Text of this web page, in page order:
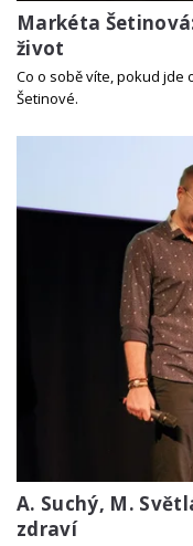
Markéta
život
Co o sobě víte, pokud
Šetinové.
A. Suchý, M.
zdraví